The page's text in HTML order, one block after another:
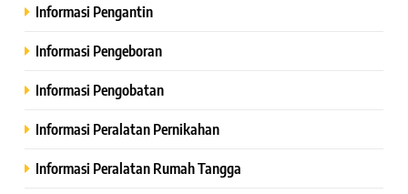
Informasi Pengantin
Informasi Pengeboran
Informasi Pengobatan
Informasi Peralatan Pernikahan
Informasi Peralatan Rumah Tangga